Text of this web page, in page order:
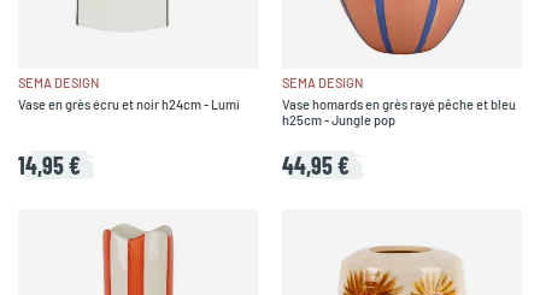
SEMA DESIGN
Vase en grès écru et noir h24cm - Lumi
14,95 €
SEMA DESIGN
Vase homards en grès rayé pêche et bleu
h25cm - Jungle pop
44,95 €